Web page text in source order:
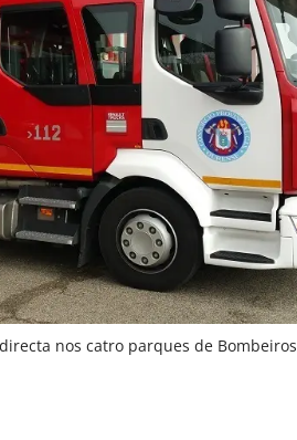
nos catro parques de Bombeiros